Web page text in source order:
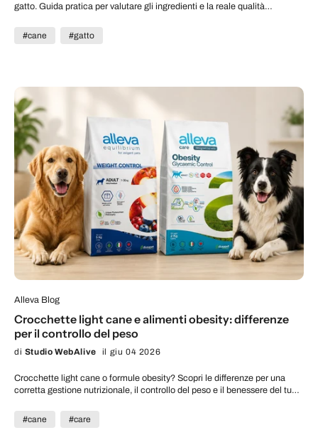
gatto. Guida pratica per valutare gli ingredienti e la reale qualità
#cane
#gatto
Alleva Blog
Crocchette light cane e alimenti obesity: differenze
per il controllo del peso
di Studio WebAlive il giu 04 2026
Crocchette light cane o formule obesity? Scopri le differenze per una
corretta gestione nutrizionale, il controllo del peso e il benessere del tuo
#cane
#care